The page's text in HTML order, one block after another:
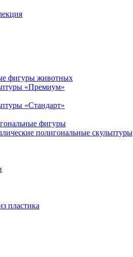
фигуры животных
«Премиум»
«Стандарт»
фигуры
полигональные скульптуры
пластика